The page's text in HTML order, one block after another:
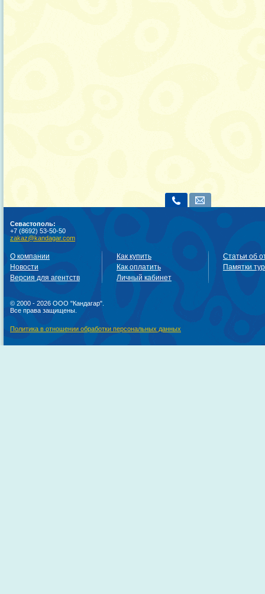
Севастополь:
+7 (8692) 53-50-50
zakaz@kandagar.com
О компании
Новости
Версия для агентств
Как купить
Как оплатить
Личный кабинет
Статьи об
Памятки
© 2000 - 2026 ООО "Кандагар".
Все права защищены.
Политика в отношении обработки персональных данных